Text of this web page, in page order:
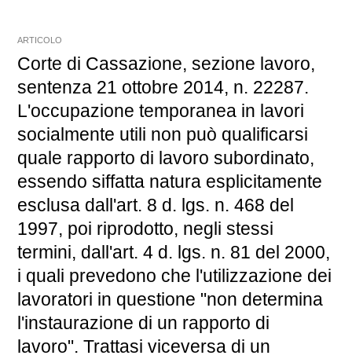
ARTICOLO
Corte di Cassazione, sezione lavoro,
sentenza 21 ottobre 2014, n. 22287.
L'occupazione temporanea in lavori
socialmente utili non può qualificarsi
quale rapporto di lavoro subordinato,
essendo siffatta natura esplicitamente
esclusa dall'art. 8 d. lgs. n. 468 del
1997, poi riprodotto, negli stessi
termini, dall'art. 4 d. lgs. n. 81 del 2000,
i quali prevedono che l'utilizzazione dei
lavoratori in questione "non determina
l'instaurazione di un rapporto di
lavoro". Trattasi viceversa di un